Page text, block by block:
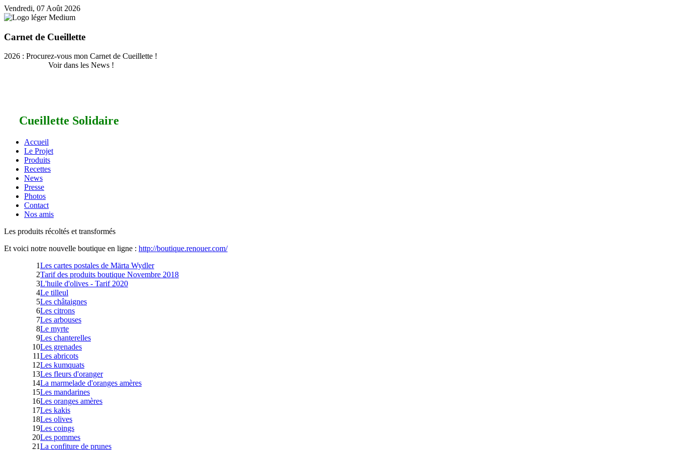
Vendredi, 07 Août 2026
Carnet de Cueillette
2026 : Procurez-vous mon Carnet de Cueillette !
Voir dans les News !
Cueillette Solidaire
Accueil
Le Projet
Produits
Recettes
News
Presse
Photos
Contact
Nos amis
Les produits récoltés et transformés
Et voici notre nouvelle boutique en ligne : http://boutique.renouer.com/
1Les cartes postales de Märta Wydler
2Tarif des produits boutique Novembre 2018
3L'huile d'olives - Tarif 2020
4Le tilleul
5Les châtaignes
6Les citrons
7Les arbouses
8Le myrte
9Les chanterelles
10Les grenades
11Les abricots
12Les kumquats
13Les fleurs d'oranger
14La marmelade d'oranges amères
15Les mandarines
16Les oranges amères
17Les kakis
18Les olives
19Les coings
20Les pommes
21La confiture de prunes